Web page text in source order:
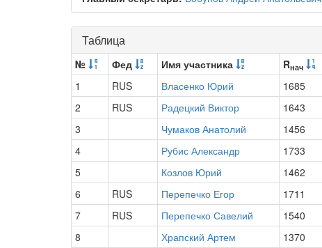
Таблица
№ Фед Имя участника Rнач
1
RUS Власенко Юрий 1685
2
RUS Радецкий Виктор 1643
3
Чумаков Анатолий 1456
4
Рубис Александр 1733
5
Козлов Юрий 1462
6
RUS Перепечко Егор 1711
7
RUS Перепечко Савелий 1540
8
Храпский Артем 1370